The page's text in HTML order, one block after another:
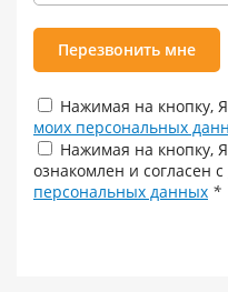
Перезвонить мне
Нажимая на кнопку,
моих персональных
Нажимая на кнопку,
ознакомлен и согласен с
персональных данных *